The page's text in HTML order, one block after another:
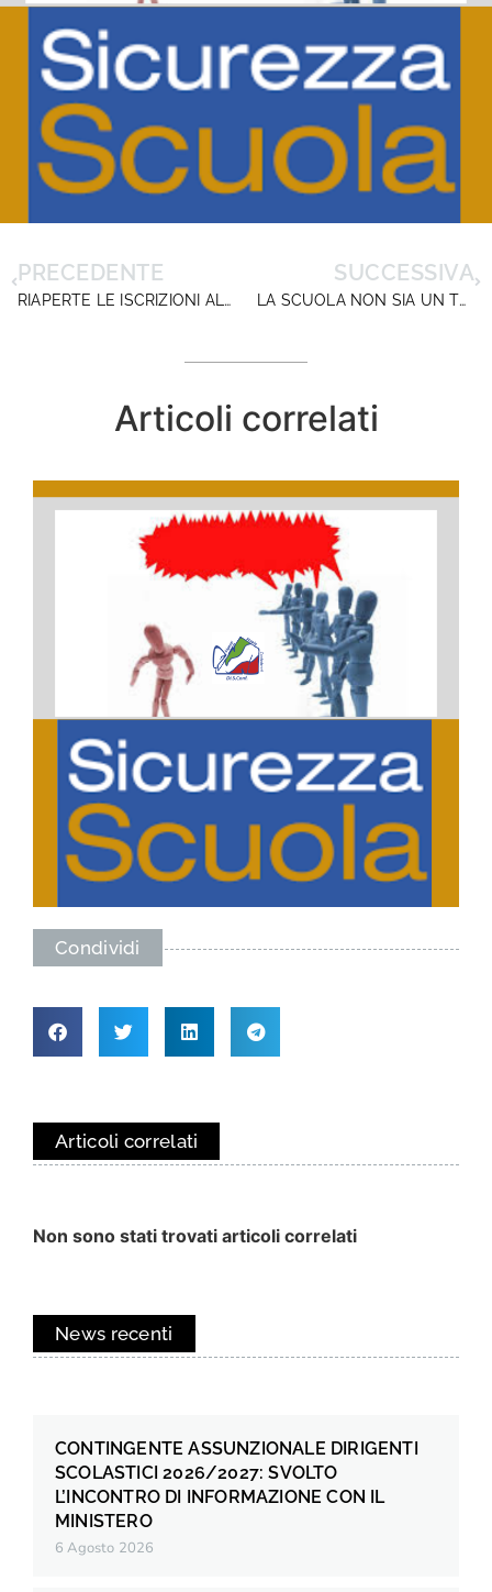
PRECEDENTE
RIAPERTE LE ISCRIZIONI AL CORSO DI PREPARAZIONE CONCORSO DT. VERSO LE PROVE SCRITTE
SUCCESSIVA
LA SCUOLA NON SIA UN TEATRO DI SCONTRO POLITICO
Articoli correlati
Condividi
Articoli correlati
Non sono stati trovati articoli correlati
News recenti
CONTINGENTE ASSUNZIONALE DIRIGENTI
SCOLASTICI 2026/2027: SVOLTO
L’INCONTRO DI INFORMAZIONE CON IL
MINISTERO
6 Agosto 2026